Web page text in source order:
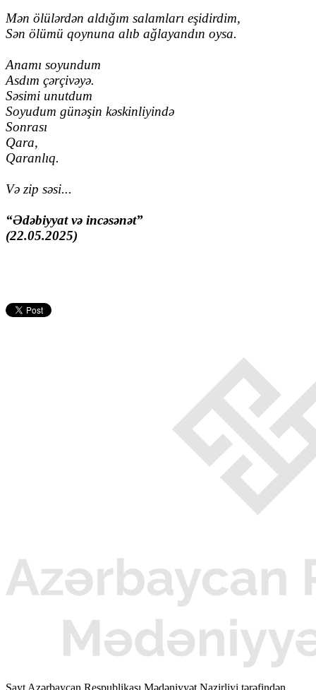
Mən ölülərdən aldığım salamları eşidirdim,
Sən ölümü qoynuna alıb ağlayandın oysa.
Anamı soyundum
Asdım çərçivəyə.
Səsimi unutdum
Soyudum günəşin kəskinliyində
Sonrası
Qara,
Qaranlıq.
Və zip səsi...
“Ədəbiyyat və incəsənət”
(22.05.2025)
Sayt Azərbaycan Respublikası Mədəniyyət Nazirliyi tərəfindən